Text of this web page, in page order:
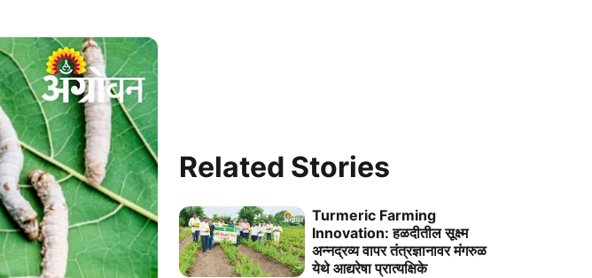
Related Stories
Turmeric Farming
Innovation: हळदीतील सूक्ष्म
अन्नद्रव्य वापर तंत्रज्ञानावर मंगरुळ
येथे आद्यरेषा प्रात्यक्षिके